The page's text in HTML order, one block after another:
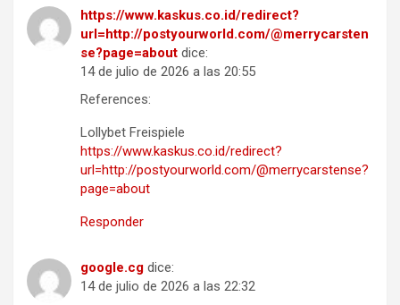
https://www.kaskus.co.id/redirect?
url=http://postyourworld.com/@merrycarsten
se?page=about dice:
14 de julio de 2026 a las 20:55
References:
Lollybet Freispiele
https://www.kaskus.co.id/redirect?
url=http://postyourworld.com/@merrycarstense?
page=about
Responder
google.cg dice:
14 de julio de 2026 a las 22:32